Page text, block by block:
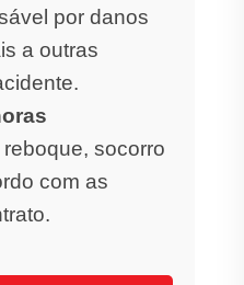
por danos
a outras
socorro
com as